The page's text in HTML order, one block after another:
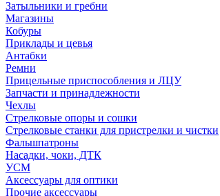
Затыльники и гребни
Магазины
Кобуры
Приклады и цевья
Антабки
Ремни
Прицельные приспособления и ЛЦУ
Запчасти и принадлежности
Чехлы
Стрелковые опоры и сошки
Стрелковые станки для пристрелки и чистки
Фальшпатроны
Насадки, чоки, ДТК
УСМ
Аксессуары для оптики
Прочие аксессуары